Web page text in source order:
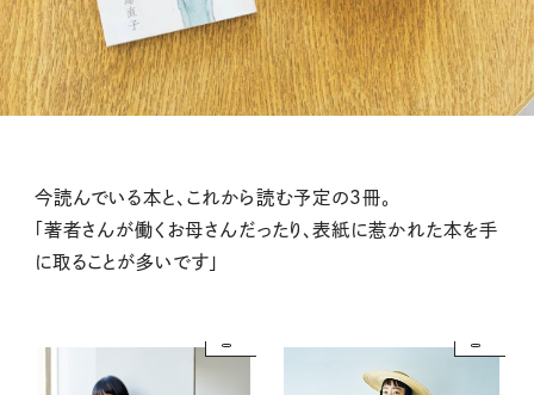
今読んでいる本と、これから読む予定の3冊。
「著者さんが働くお母さんだったり、表紙に惹かれた本を手
に取ることが多いです」